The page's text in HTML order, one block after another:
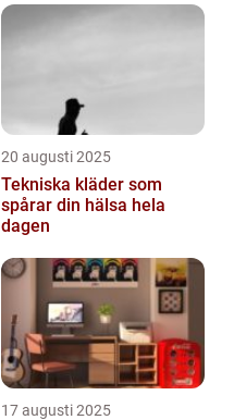
20 augusti 2025
Tekniska kläder som
spårar din hälsa hela
dagen
17 augusti 2025